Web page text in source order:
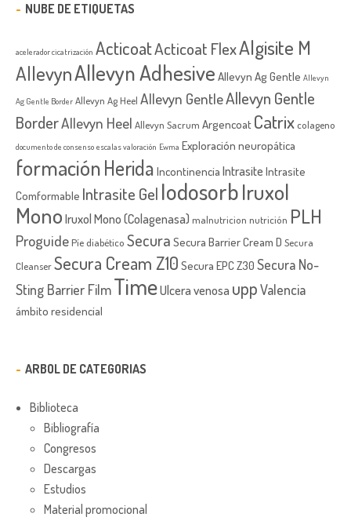
NUBE DE ETIQUETAS
acelerador cicatrización ActicoatActicoat FlexAlgisite M
AllevynAllevyn Adhesive Allevyn Ag Gentle Allevyn
Ag Gentle Border Allevyn Ag Heel Allevyn GentleAllevyn Gentle
BorderAllevyn Heel Allevyn Sacrum Argencoat Catrix colageno
documento de consenso escalas valoración Ewma Exploración neuropática
formaciónHerida Incontinencia Intrasite Intrasite
Comformable Intrasite Gel IodosorbIruxol
MonoIruxol Mono (Colagenasa) malnutricion nutrición PLH
Proguide Píe diabético Secura Secura Barrier Cream D Secura
CleanserSecura Cream Z10 Secura EPC Z30 Secura No-
Sting Barrier FilmTimeUlcera venosa uppValencia
ámbito residencial
ARBOL DE CATEGORIAS
Biblioteca
Bibliografía
Congresos
Descargas
Estudios
Material promocional